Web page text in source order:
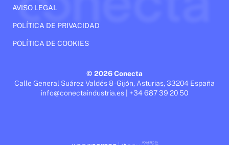
AVISO LEGAL
POLÍTICA DE PRIVACIDAD
POLÍTICA DE COOKIES
© 2026 Conecta
Calle General Suárez Valdés 8 - Gijón, Asturias, 33204 España
info@conectaindustria.es | +34 687 39 20 50